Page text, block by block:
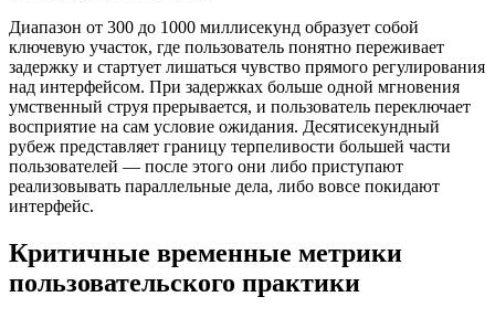
Диапазон от 300 до 1000 миллисекунд образует собой
ключевую участок, где пользователь понятно переживает
задержку и стартует лишаться чувство прямого регулирования
над интерфейсом. При задержках больше одной мгновения
умственный струя прерывается, и пользователь переключает
восприятие на сам условие ожидания. Десятисекундный
рубеж представляет границу терпеливости большей части
пользователей — после этого они либо приступают
реализовывать параллельные дела, либо вовсе покидают
интерфейс.
Критичные временные метрики
пользовательского практики